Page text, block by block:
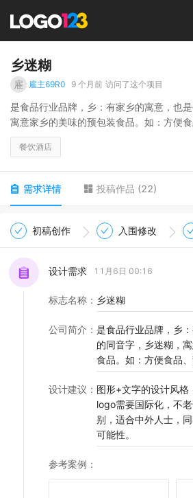
选择套餐→
商标版权
LOGO
登录 / 注册
乡迷糊
雇 雇主69R0 9 个月前 访问了这个项目
是食品行业品牌，乡：有家乡的寓意，也
寓意家乡的美味的预包装食品。如：方便
等。
餐饮酒店
需求详情 投稿作品 (22)
初稿创作 入围修改
设计需求 11月6日 00:16
标志名称 ： 乡迷糊
公司简介 ： 是食品行业品牌，乡
的同音字，乡迷糊，
食品。如：方便食品
设计建议 ： 图形+文字的设计风格
logo需要国际化，不
别，适合中外人士，
可能性。
参考案例 ：